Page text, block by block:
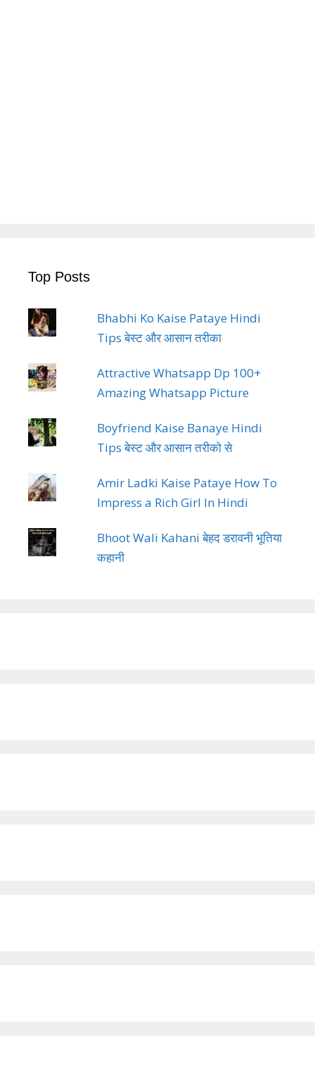
Top Posts
Bhabhi Ko Kaise Pataye Hindi
Tips बेस्ट और आसान तरीका
Attractive Whatsapp Dp 100+
Amazing Whatsapp Picture
Boyfriend Kaise Banaye Hindi
Tips बेस्ट और आसान तरीको से
Amir Ladki Kaise Pataye How To
Impress a Rich Girl In Hindi
Bhoot Wali Kahani बेहद डरावनी भूतिया
कहानी